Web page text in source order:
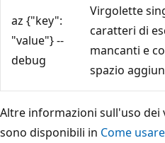
az {"key":
"value"} --
debug
Virgolette
caratteri di
mancanti e
spazio
Altre informazioni sull'uso dei
sono disponibili in Come